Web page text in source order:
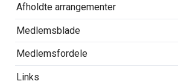
Afholdte arrangementer
Medlemsblade
Medlemsfordele
Links